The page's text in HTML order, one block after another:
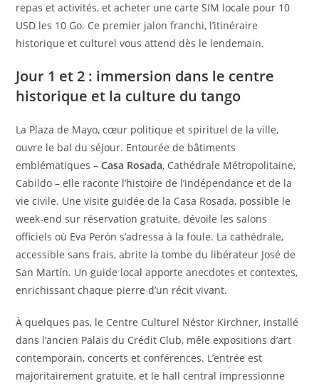
repas et activités, et acheter une carte SIM locale pour 10
USD les 10 Go. Ce premier jalon franchi, l’itinéraire
historique et culturel vous attend dès le lendemain.
Jour 1 et 2 : immersion dans le centre
historique et la culture du tango
La Plaza de Mayo, cœur politique et spirituel de la ville,
ouvre le bal du séjour. Entourée de bâtiments
emblématiques –Casa Rosada, Cathédrale Métropolitaine,
Cabildo – elle raconte l’histoire de l’indépendance et de la
vie civile. Une visite guidée de la Casa Rosada, possible le
week-end sur réservation gratuite, dévoile les salons
officiels où Eva Perón s’adressa à la foule. La cathédrale,
accessible sans frais, abrite la tombe du libérateur José de
San Martín. Un guide local apporte anecdotes et contextes,
enrichissant chaque pierre d’un récit vivant.
À quelques pas, le Centre Culturel Néstor Kirchner, installé
dans l’ancien Palais du Crédit Club, mêle expositions d’art
contemporain, concerts et conférences. L’entrée est
majoritairement gratuite, et le hall central impressionne